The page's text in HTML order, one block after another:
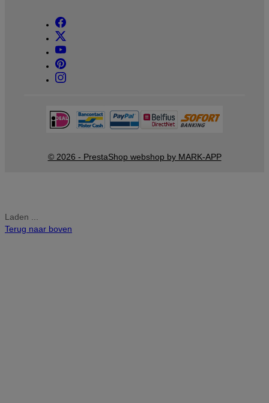
© 2026 - PrestaShop webshop by MARK-APP
Laden ...
Terug naar boven